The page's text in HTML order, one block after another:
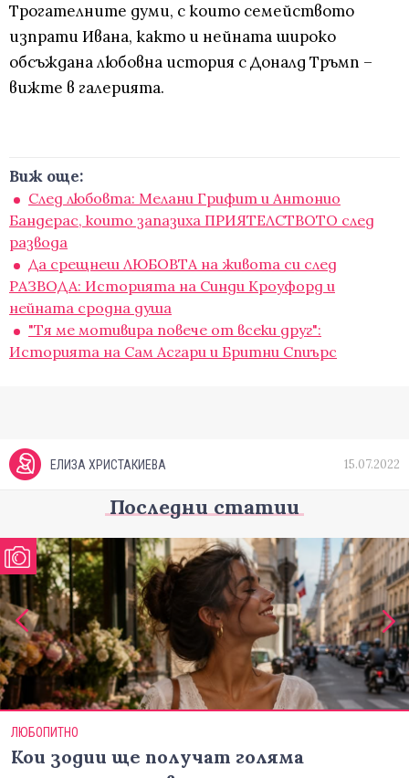
Трогателните думи, с които семейството
изпрати Ивана, както и нейната широко
обсъждана любовна история с Доналд Тръмп –
вижте в галерията.
Виж още:
След любовта: Мелани Грифит и Антонио
Бандерас, които запазиха ПРИЯТЕЛСТВОТО след
развода
Да срещнеш ЛЮБОВТА на живота си след
РАЗВОДА: Историята на Синди Кроуфорд и
нейната сродна душа
"Тя ме мотивира повече от всеки друг":
Историята на Сам Асгари и Бритни Спиърс
ЕЛИЗА ХРИСТАКИЕВА 15.07.2022
Последни статии
ЛЮБОПИТНО
Кои зодии ще получат голяма